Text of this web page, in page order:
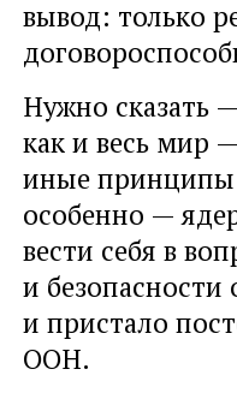
вывод: только
Нужно сказать
как и весь мир
иные принципы
особенно —
вести себя в
и безопасности
и пристало
ООН.